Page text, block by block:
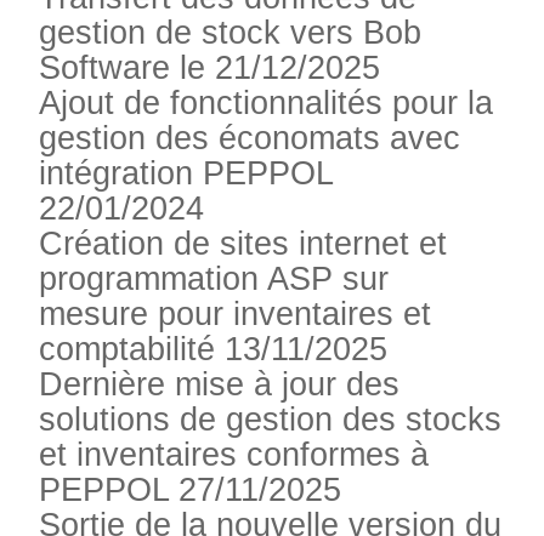
gestion de stock vers Bob
Software le 21/12/2025
Ajout de fonctionnalités pour la
gestion des économats avec
intégration PEPPOL
22/01/2024
Création de sites internet et
programmation ASP sur
mesure pour inventaires et
comptabilité 13/11/2025
Dernière mise à jour des
solutions de gestion des stocks
et inventaires conformes à
PEPPOL 27/11/2025
Sortie de la nouvelle version du